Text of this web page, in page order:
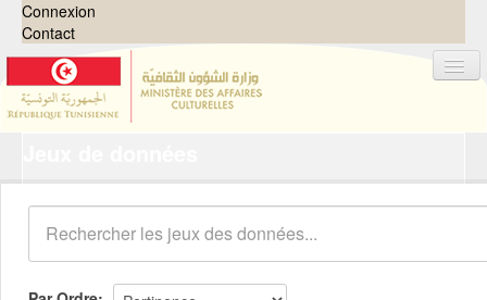
Connexion
Contact
Organisations
Groupes
Demandes 0